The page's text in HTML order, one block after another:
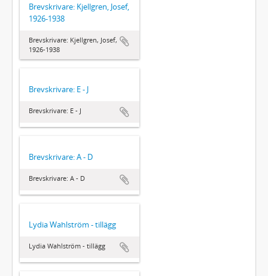
Brevskrivare: Kjellgren, Josef,
1926-1938
Brevskrivare: Kjellgren, Josef,
1926-1938
Brevskrivare: E - J
Brevskrivare: E - J
Brevskrivare: A - D
Brevskrivare: A - D
Lydia Wahlström - tillägg
Lydia Wahlström - tillägg